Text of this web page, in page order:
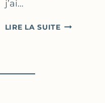
j’ai…
LIRE LA SUITE